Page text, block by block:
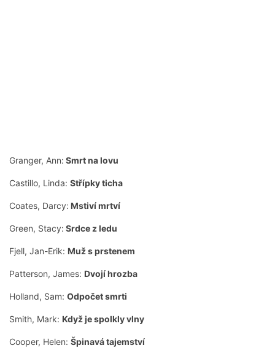
Granger, Ann: Smrt na lovu
Castillo, Linda: Střípky ticha
Coates, Darcy: Mstiví mrtví
Green, Stacy: Srdce z ledu
Fjell, Jan-Erik: Muž s prstenem
Patterson, James: Dvojí hrozba
Holland, Sam: Odpočet smrti
Smith, Mark: Když je spolkly vlny
Cooper, Helen: Špinavá tajemství